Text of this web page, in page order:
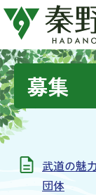
募集
武道の魅
団体